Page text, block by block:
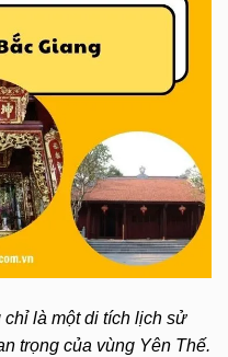
chỉ là một di tích lịch sử
trọng của vùng Yên Thế.